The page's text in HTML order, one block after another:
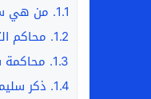
1.1. من هي
1.2. محاكم
1.3. محاكمة
1.4. ذكر